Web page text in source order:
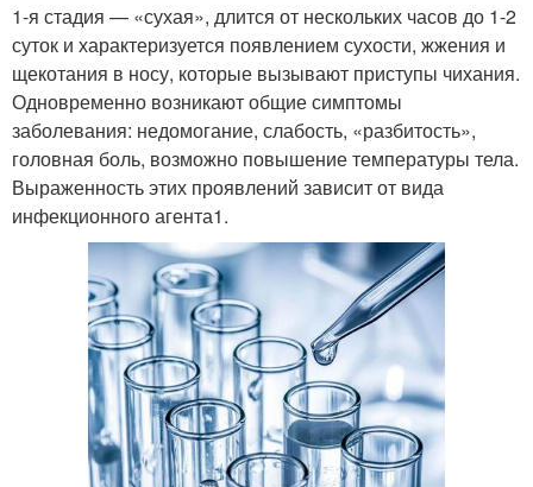
1-я стадия — «сухая», длится от нескольких часов до 1-2
суток и характеризуется появлением сухости, жжения и
щекотания в носу, которые вызывают приступы чихания.
Одновременно возникают общие симптомы
заболевания: недомогание, слабость, «разбитость»,
головная боль, возможно повышение температуры тела.
Выраженность этих проявлений зависит от вида
инфекционного агента1.